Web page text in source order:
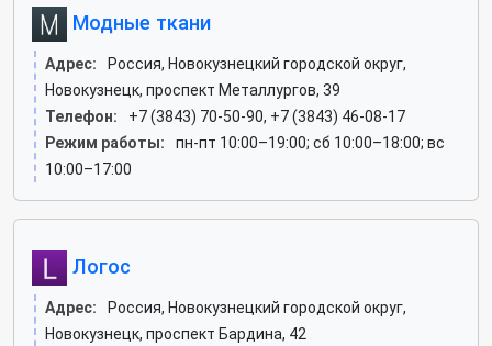
Модные ткани
Адрес:
Россия, Новокузнецкий городской округ,
Новокузнецк, проспект Металлургов, 39
Телефон:
+7 (3843) 70-50-90, +7 (3843) 46-08-17
Режим работы:
пн-пт 10:00–19:00; сб 10:00–18:00; вс
10:00–17:00
Логос
Адрес:
Россия, Новокузнецкий городской округ,
Новокузнецк, проспект Бардина, 42